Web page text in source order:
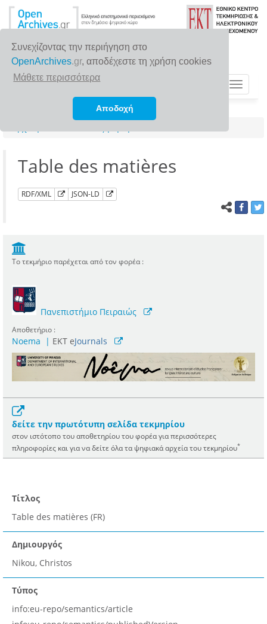
Συνεχίζοντας την περιήγηση στο
OpenArchives.gr, αποδέχεστε τη χρήση cookies
Μάθετε περισσότερα
Αποδοχή
Toggle
Table des matières
RDF/XML JSON-LD
Το τεκμήριο παρέχεται από τον φορέα :
Πανεπιστήμιο Πειραιώς
Αποθετήριο :
Noema | ΕΚΤ eJournals
δείτε την πρωτότυπη σελίδα τεκμηρίου
στον ιστότοπο του αποθετηρίου του φορέα για περισσότερες
πληροφορίες και για να δείτε όλα τα ψηφιακά αρχεία του τεκμηρίου*
Τίτλος
Table des matières (FR)
Δημιουργός
Nikou, Christos
Τύπος
info:eu-repo/semantics/article